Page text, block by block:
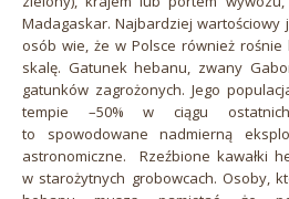
Madagaskar. Najbardziej wartościowy
osób wie, że w Polsce również
skalę. Gatunek hebanu, zwany
gatunków zagrożonych. Jego
tempie –50% w ciągu
to spowodowane nadmierną
astronomiczne. Rzeźbione kawałki
w starożytnych grobowcach. Osoby,